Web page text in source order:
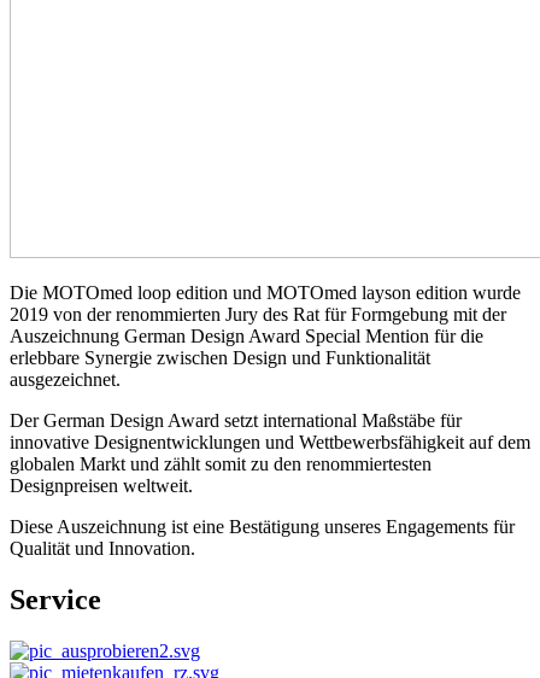
Die MOTOmed loop edition und MOTOmed layson edition wurde
2019 von der renommierten Jury des Rat für Formgebung mit der
Auszeichnung German Design Award Special Mention für die
erlebbare Synergie zwischen Design und Funktionalität
ausgezeichnet.
Der German Design Award setzt international Maßstäbe für
innovative Designentwicklungen und Wettbewerbsfähigkeit auf dem
globalen Markt und zählt somit zu den renommiertesten
Designpreisen weltweit.
Diese Auszeichnung ist eine Bestätigung unseres Engagements für
Qualität und Innovation.
Service